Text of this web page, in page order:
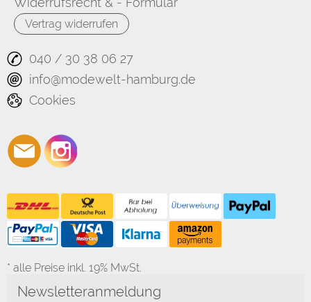
Vertrag widerrufen
040 / 30 38 06 27
info@modewelt-hamburg.de
Cookies
* alle Preise inkl. 19% MwSt.